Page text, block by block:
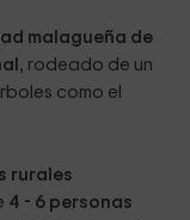
malagueña de
, rodeado de un
como el
rurales
4 - 6 personas